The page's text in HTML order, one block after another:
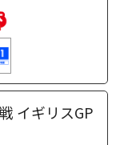
イギリスGP